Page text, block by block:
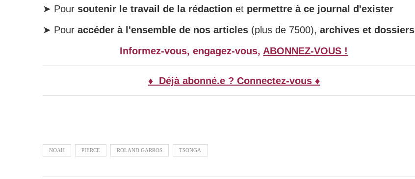
➤ Pour soutenir le travail de la rédaction et permettre à ce journal d'exister
➤ Pour accéder à l'ensemble de nos articles (plus de 7500), archives et dossiers
Informez-vous, engagez-vous, ABONNEZ-VOUS !
♦ Déjà abonné.e ? Connectez-vous ♦
NOAH PIERCE ROLAND GARROS TSONGA